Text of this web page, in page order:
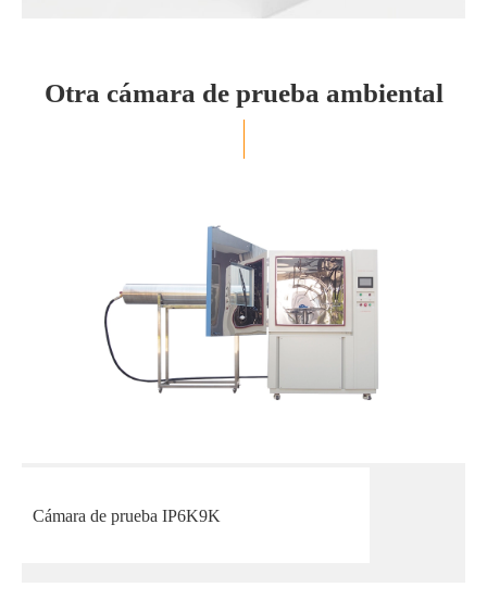
Otra cámara de prueba ambiental
Cámara de prueba IP6K9K